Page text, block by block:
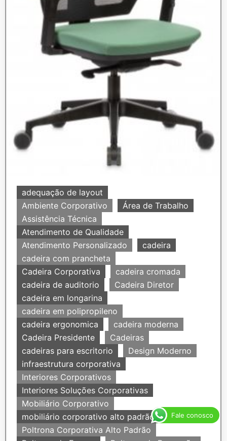
adequação de layout
Ambiente Corporativo
Área de Trabalho
Assistência Técnica
Atendimento de Qualidade
Atendimento Personalizado
cadeira
cadeira com prancheta
Cadeira Corporativa
cadeira cromada
cadeira de auditorio
Cadeira Diretor
cadeira em longarina
cadeira em polipropileno
cadeira ergonomica
cadeira moderna
Cadeira Presidente
Cadeiras
cadeiras para escritorio
Design Moderno
infraestrutura corporativa
Interiores Corporativos
Interiores Soluções Corporativas
Mobiliário Corporativo
mobiliário corporativo alto padrão
Poltrona Corporativa Alto Padrão
Fale conosco